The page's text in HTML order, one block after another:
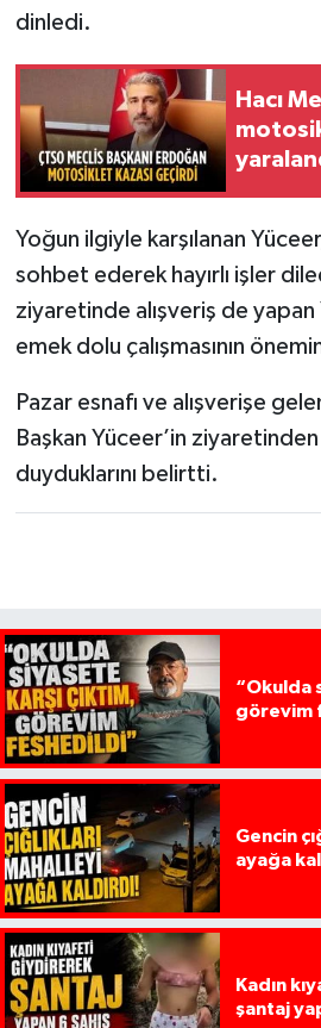
dinledi.
Hacı
Yoğun ilgiyle karşılanan
sohbet ederek hayırlı işler
ziyaretinde alışveriş de yapan
emek dolu çalışmasının
Pazar esnafı ve alışverişe
Başkan Yüceer’in
duyduklarını belirtti.
“Okulda
görevim
Gencin
ayağa
Kadın
şantaj